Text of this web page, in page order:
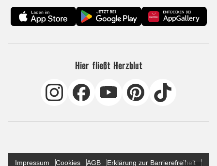
Hier fließt Herzblut
Impressum Cookies AGB Erklärung zur Barrierefreiheit